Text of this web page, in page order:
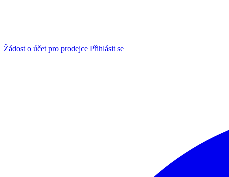
Žádost o účet pro prodejce Přihlásit se